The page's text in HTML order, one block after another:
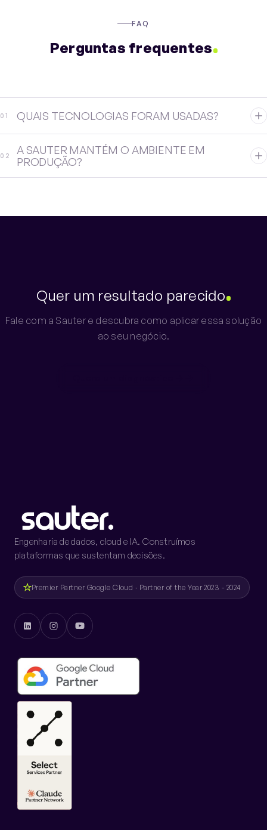
FAQ
Perguntas frequentes
0 1 QUAIS TECNOLOGIAS FORAM USADAS?
0 2
A SAUTER MANTÉM O AMBIENTE EM
PRODUÇÃO?
Quer um resultado parecido
Fale com a Sauter e descubra como aplicar essa solução
ao seu negócio.
Engenharia de dados, cloud e IA. Construímos
plataformas que sustentam decisões.
Premier Partner Google Cloud · Partner of the Year 2023 - 2024